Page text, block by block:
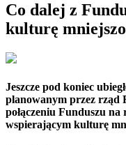
Co dalej z
kulturę
Jeszcze pod koniec
planowanym przez rząd
połączeniu Funduszu
wspierającym kulturę